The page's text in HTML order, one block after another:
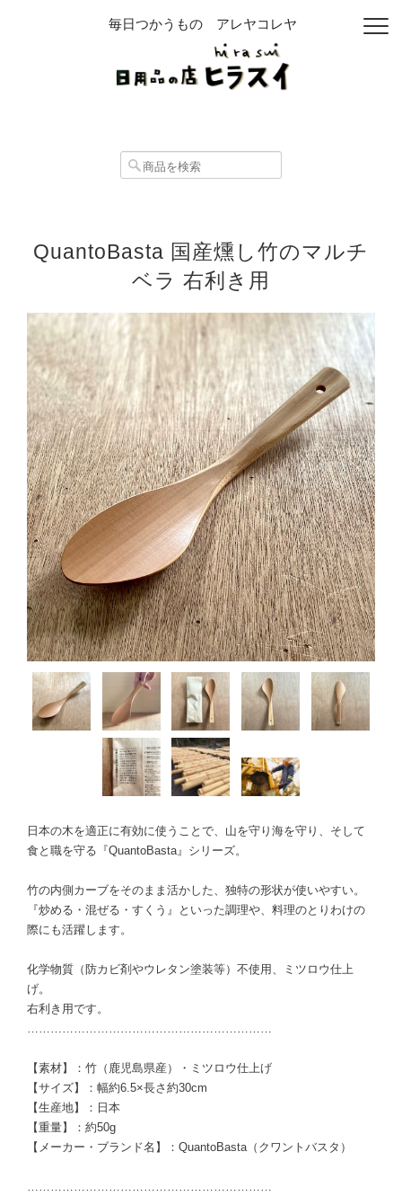
毎日つかうもの アレヤコレヤ
QuantoBasta 国産燻し竹のマルチ
ベラ 右利き用
日本の木を適正に有効に使うことで、山を守り海を守り、そして
食と職を守る『QuantoBasta』シリーズ。
竹の内側カーブをそのまま活かした、独特の形状が使いやすい。
『炒める・混ぜる・すくう』といった調理や、料理のとりわけの
際にも活躍します。
化学物質（防カビ剤やウレタン塗装等）不使用、ミツロウ仕上
げ。
右利き用です。
………………………………………………………
【素材】：竹（鹿児島県産）・ミツロウ仕上げ
【サイズ】：幅約6.5×長さ約30cm
【生産地】：日本
【重量】：約50g
【メーカー・ブランド名】：QuantoBasta（クワントバスタ）
………………………………………………………